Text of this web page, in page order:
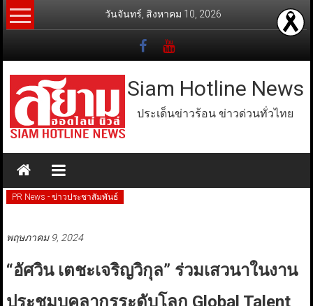
Skip
to
วันจันทร์, สิงหาคม 10, 2026
Siam Hotline News
ประเด็นข่าวร้อน ข่าวด่วนทั่วไทย
PR News - ข่าวประชาสัมพันธ์
พฤษภาคม 9, 2024
“อัศวิน เตชะเจริญวิกุล” ร่วมเสวนาในงาน
ประชุมบุคลากรระดับโลก Global Talent